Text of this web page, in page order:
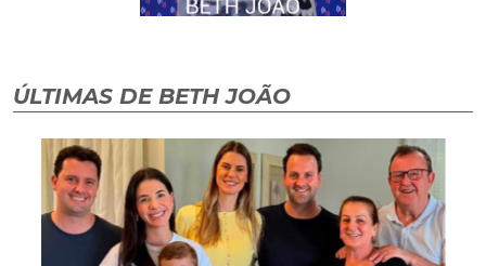
ÚLTIMAS DE BETH JOÃO